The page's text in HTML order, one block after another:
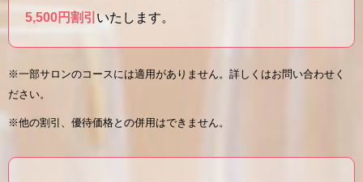
5,500円割引 いたします。
※一部サロンのコースには適用がありません。詳しくはお問い合わせく
ださい。
※他の割引、優待価格との併用はできません。